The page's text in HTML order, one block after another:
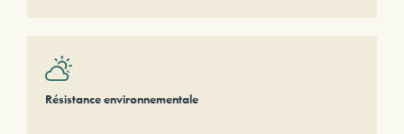
Résistance environnementale